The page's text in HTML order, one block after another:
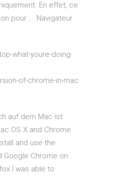
En effet, ce
pour ... Navigateur
what-youre-doing-
of-chrome-in-mac
auf dem Mac ist
OS X and Chrome
and use the
Google Chrome on
I was able to